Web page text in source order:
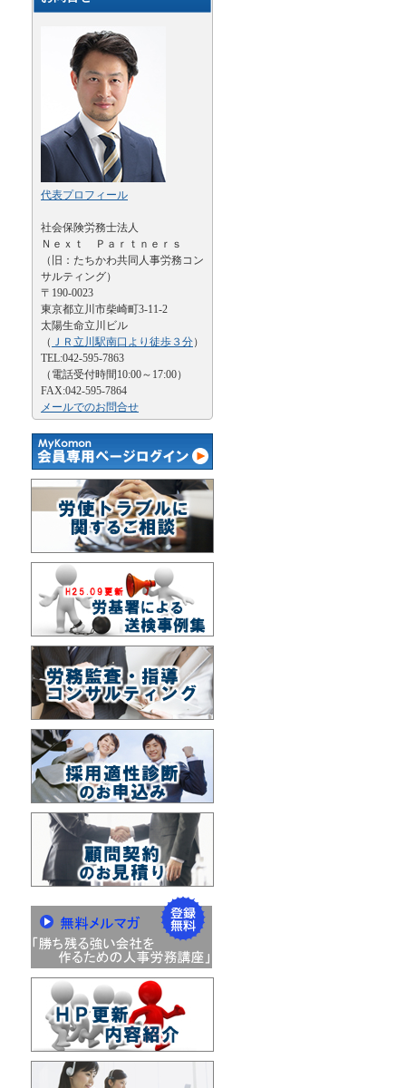
代表プロフィール
社会保険労務士法人
Ｎｅｘｔ Ｐａｒｔｎｅｒｓ
（旧：たちかわ共同人事労務コン
サルティング）
〒190-0023
東京都立川市柴崎町3-11-2
太陽生命立川ビル
（ ＪＲ立川駅南口より徒歩３分）
TEL:042-595-7863
（電話受付時間10:00～17:00）
FAX:042-595-7864
メールでのお問合せ